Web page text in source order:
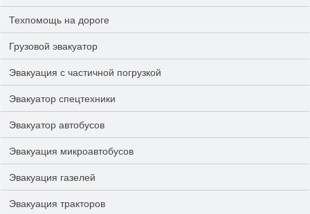
Техпомощь на дороге
Грузовой эвакуатор
Эвакуация с частичной погрузкой
Эвакуатор спецтехники
Эвакуатор автобусов
Эвакуация микроавтобусов
Эвакуация газелей
Эвакуация тракторов